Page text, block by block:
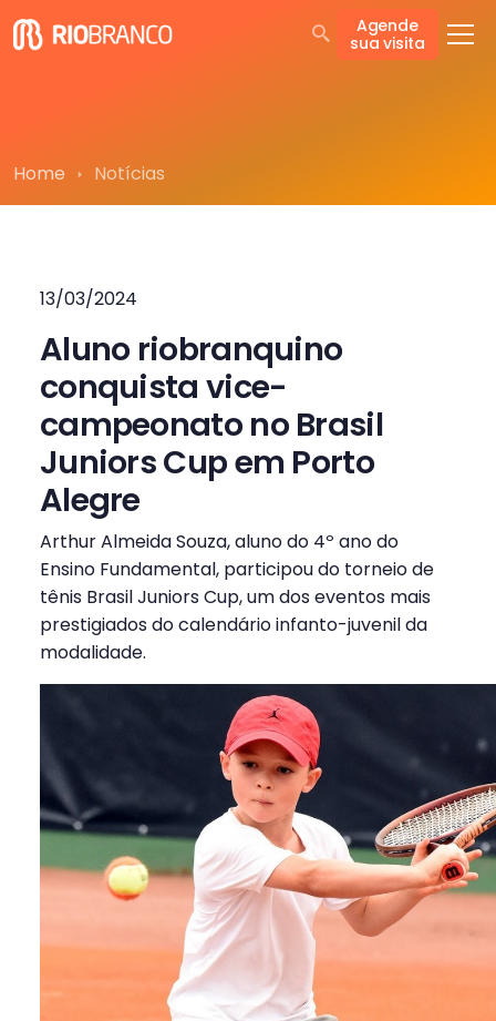
Agende
sua visita
Home Notícias
13/03/2024
Aluno riobranquino
conquista vice-
campeonato no Brasil
Juniors Cup em Porto
Alegre
Arthur Almeida Souza, aluno do 4º ano do
Ensino Fundamental, participou do torneio de
tênis Brasil Juniors Cup, um dos eventos mais
prestigiados do calendário infanto-juvenil da
modalidade.